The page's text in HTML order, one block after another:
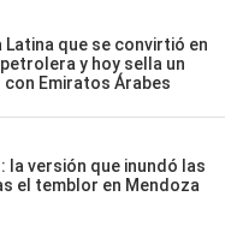
Latina que se convirtió en
y hoy sella un
Emiratos Árabes
la versión que inundó las
el temblor en Mendoza